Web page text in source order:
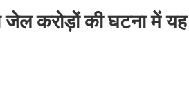
करोड़ों की घटना में यह